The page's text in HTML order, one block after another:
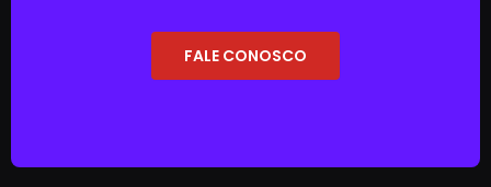
FALE CONOSCO